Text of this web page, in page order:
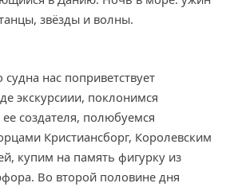
звёзды и волны.
судна нас поприветствует
экскурсиии, поклонимся
создателя, полюбуемся
Кристиансборг, Королевским
купим на память фигурку из
Во второй половине дня